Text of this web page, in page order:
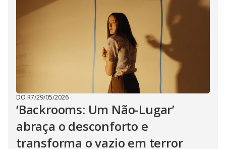
DO R7/29/05/2026
‘Backrooms: Um Não-Lugar’
abraça o desconforto e
transforma o vazio em terror